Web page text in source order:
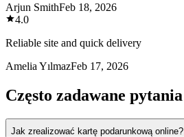
Arjun SmithFeb 18, 2026
4.0
Reliable site and quick delivery
Amelia YılmazFeb 17, 2026
Często zadawane pytania
Jak zrealizować kartę podarunkową online?